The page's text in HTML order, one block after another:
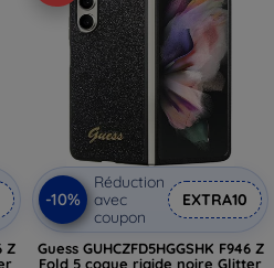
Z
-10%
Réduction
avec
coupon
EXTRA10
Guess GUHCZFD5HGGSHK F946 Z
Fold 5 coque rigide noire Glitter